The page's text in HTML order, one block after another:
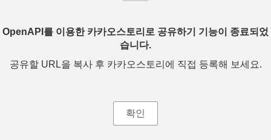
OpenAPI를 이용한 카카오스토리로 공유하기 기능이 종료되었
습니다.
공유할 URL을 복사 후 카카오스토리에 직접 등록해 보세요.
확인